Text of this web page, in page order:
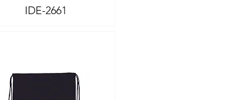
Vista rápida
IDE-2661